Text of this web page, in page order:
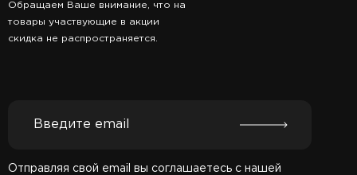
Обращаем Ваше внимание, что на
товары участвующие в акции
скидка не распространяется.
Отправляя свой email вы соглашаетесь с нашей